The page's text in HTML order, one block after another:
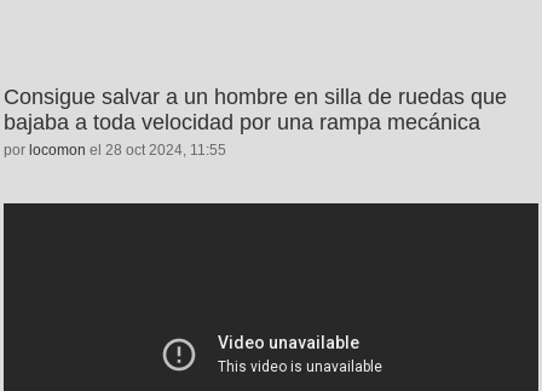
Consigue salvar a un hombre en silla de ruedas que
bajaba a toda velocidad por una rampa mecánica
por locomon el 28 oct 2024, 11:55